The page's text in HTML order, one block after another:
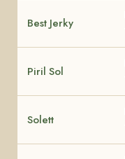
Best Jerky
Piril Sol
Solett